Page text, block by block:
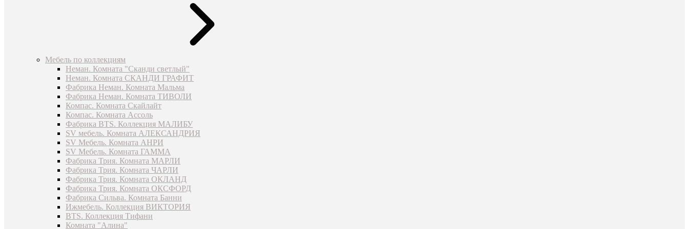
Мебель по коллекциям
Неман. Комната "Сканди светлый"
Неман. Комната СКАНДИ ГРАФИТ
Фабрика Неман. Комната Мальма
Фабрика Неман. Комната ТИВОЛИ
Компас. Комната Скайлайт
Компас. Комната Ассоль
Фабрика BTS. Коллекция МАЛИБУ
SV мебель. Комната АЛЕКСАНДРИЯ
SV Мебель. Комната АНРИ
SV Мебель. Комната ГАММА
Фабрика Трия. Комната МАРЛИ
Фабрика Трия. Комната ЧАРЛИ
Фабрика Трия. Комната ОКЛАНД
Фабрика Трия. Комната ОКСФОРД
Фабрика Сильва. Комната Банни
Ижмебель. Коллекция ВИКТОРИЯ
BTS. Коллекция Тифани
Комната "Алина"